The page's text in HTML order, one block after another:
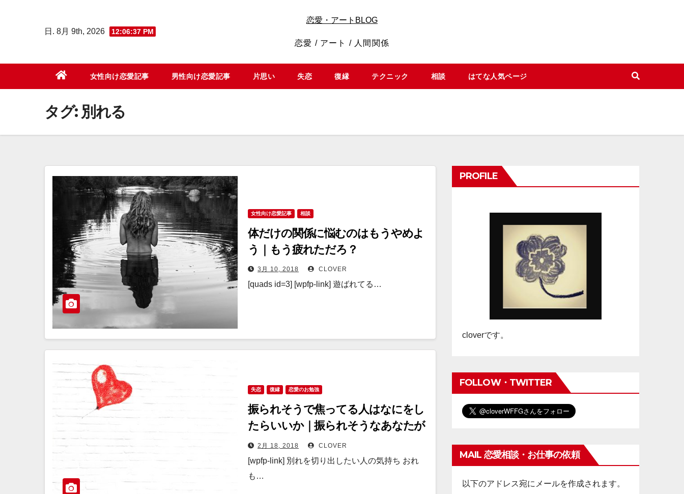
日. 8月 9th, 2026 12:06:38 PM
恋愛・アートBLOG
恋愛 / アート / 人間関係
女性向け恋愛記事 男性向け恋愛記事 片思い 失恋 復縁 テクニック 相談 はてな人気ページ
タグ: 別れる
女性向け恋愛記事 相談
体だけの関係に悩むのはもうやめよ
う｜もう疲れただろ？
3月 10, 2018 CLOVER
[quads id=3] [wpfp-link] 遊ばれてる…
失恋 復縁 恋愛のお勉強
振られそうで焦ってる人はなにをし
たらいいか｜振られそうなあなたが
できること
2月 18, 2018 CLOVER
[wpfp-link] 別れを切り出したい人の気持ち おれ
も…
PROFILE
cloverです。
FOLLOW・TWITTER
MAIL 恋愛相談・お仕事の依頼
以下のアドレス宛にメールを作成されます。